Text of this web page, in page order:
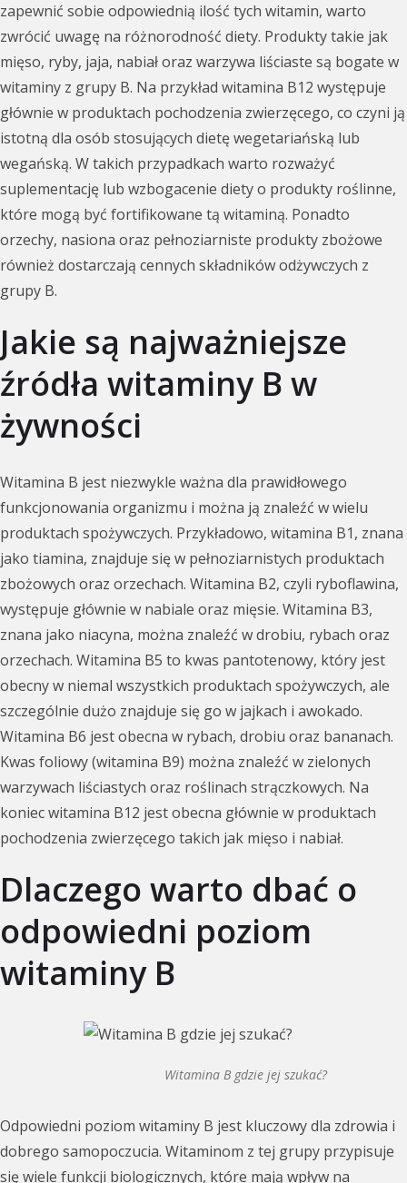
zapewnić sobie odpowiednią ilość tych witamin, warto
zwrócić uwagę na różnorodność diety. Produkty takie jak
mięso, ryby, jaja, nabiał oraz warzywa liściaste są bogate w
witaminy z grupy B. Na przykład witamina B12 występuje
głównie w produktach pochodzenia zwierzęcego, co czyni ją
istotną dla osób stosujących dietę wegetariańską lub
wegańską. W takich przypadkach warto rozważyć
suplementację lub wzbogacenie diety o produkty roślinne,
które mogą być fortifikowane tą witaminą. Ponadto
orzechy, nasiona oraz pełnoziarniste produkty zbożowe
również dostarczają cennych składników odżywczych z
grupy B.
Jakie są najważniejsze
źródła witaminy B w
żywności
Witamina B jest niezwykle ważna dla prawidłowego
funkcjonowania organizmu i można ją znaleźć w wielu
produktach spożywczych. Przykładowo, witamina B1, znana
jako tiamina, znajduje się w pełnoziarnistych produktach
zbożowych oraz orzechach. Witamina B2, czyli ryboflawina,
występuje głównie w nabiale oraz mięsie. Witamina B3,
znana jako niacyna, można znaleźć w drobiu, rybach oraz
orzechach. Witamina B5 to kwas pantotenowy, który jest
obecny w niemal wszystkich produktach spożywczych, ale
szczególnie dużo znajduje się go w jajkach i awokado.
Witamina B6 jest obecna w rybach, drobiu oraz bananach.
Kwas foliowy (witamina B9) można znaleźć w zielonych
warzywach liściastych oraz roślinach strączkowych. Na
koniec witamina B12 jest obecna głównie w produktach
pochodzenia zwierzęcego takich jak mięso i nabiał.
Dlaczego warto dbać o
odpowiedni poziom
witaminy B
Witamina B gdzie jej szukać?
Odpowiedni poziom witaminy B jest kluczowy dla zdrowia i
dobrego samopoczucia. Witaminom z tej grupy przypisuje
się wiele funkcji biologicznych, które mają wpływ na